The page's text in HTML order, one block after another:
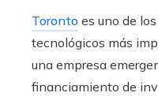
Toronto es uno de
tecnológicos más
una empresa
financiamiento de